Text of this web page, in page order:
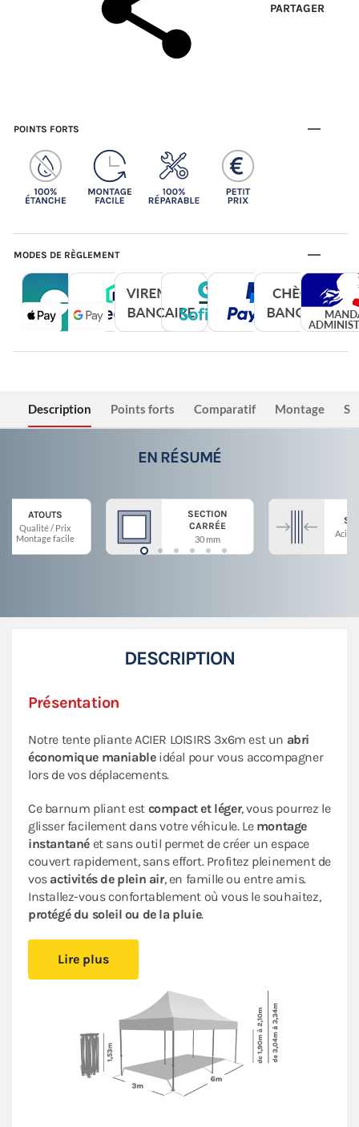
PARTAGER
POINTS FORTS
MODES DE RÈGLEMENT
Description Points forts Comparatif Montage
EN RÉSUMÉ
ATOUTS
Qualité / Prix
Montage facile
SECTION
CARRÉE
30 mm
Acier
DESCRIPTION
Présentation
Notre tente pliante ACIER LOISIRS 3x6m est un abri
économique maniableidéal pour vous accompagner
lors de vos déplacements.
Ce barnum pliant est compact et léger, vous pourrez le
glisser facilement dans votre véhicule. Le montage
instantané et sans outil permet de créer un espace
couvert rapidement, sans effort. Profitez pleinement de
vos activités de plein air, en famille ou entre amis.
Installez-vous confortablement où vous le souhaitez,
protégé du soleil ou de la pluie.
armature en acier avec peinture anti-corrosion
assurentfiabilité et durabilité
Cette tente ACIER LOISIRS bénéficie d’un
excellent
rapport qualité/prix
: c’est un abri pliant de bonne
facture très pratique à unprix abordable
Lire plus